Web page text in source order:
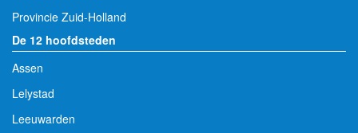
Provincie Zuid-Holland
De 12 hoofdsteden
Assen
Lelystad
Leeuwarden